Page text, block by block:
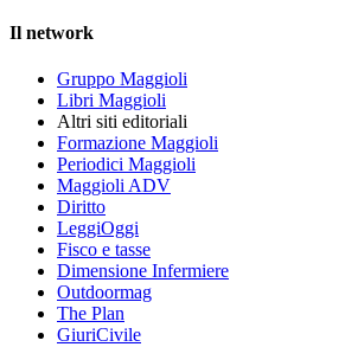
Il network
Gruppo Maggioli
Libri Maggioli
Altri siti editoriali
Formazione Maggioli
Periodici Maggioli
Maggioli ADV
Diritto
LeggiOggi
Fisco e tasse
Dimensione Infermiere
Outdoormag
The Plan
GiuriCivile